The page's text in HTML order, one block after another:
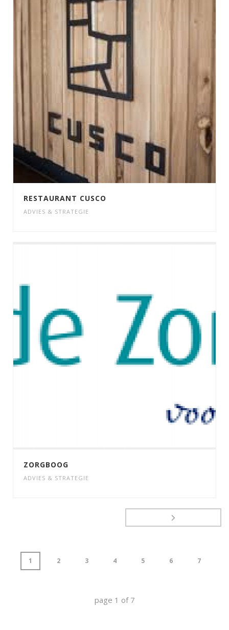
RESTAURANT CUSCO
ADVIES & STRATEGIE
ZORGBOOG
ADVIES & STRATEGIE
1 2 3 4 5 6 7
page 1 of 7